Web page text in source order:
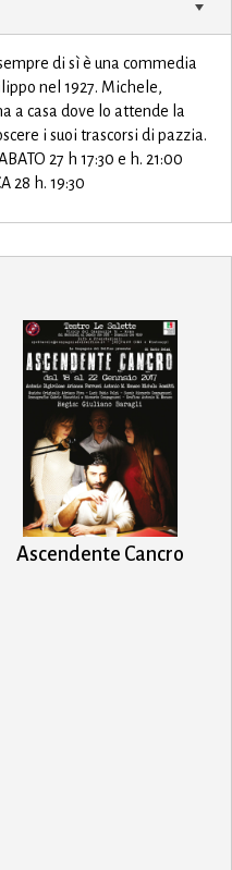
di sì è una commedia
nel 1927. Michele,
a casa dove lo attende la
i suoi trascorsi di pazzia.
27 h 17:30 e h. 21:00
28 h. 19:30
Ascendente Cancro